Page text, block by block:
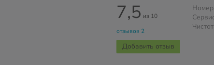
7,5 из 10
отзывов 2
Добавить отзыв